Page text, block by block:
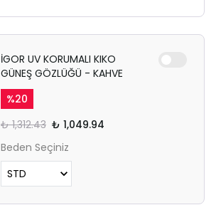
İGOR UV KORUMALI KIKO
GÜNEŞ GÖZLÜĞÜ - KAHVE
%20
₺ 1,312.43 ₺ 1,049.94
Beden Seçiniz